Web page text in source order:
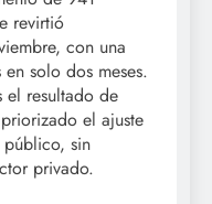
revirtió
con una
solo dos meses.
el resultado de
el ajuste
sin
privado.